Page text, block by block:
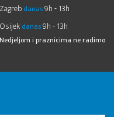
Zagreb danas9h - 13h
Osijek danas9h - 13h
Nedjeljom i praznicima ne radimo